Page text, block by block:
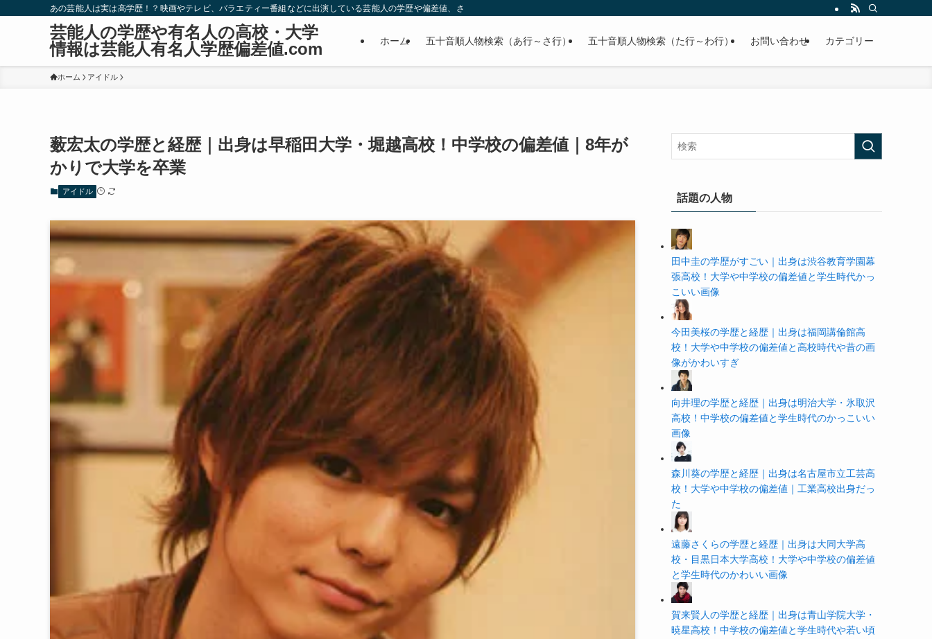
あの芸能人は実は高学歴！？映画やテレビ、バラエティー番組などに出演している芸能人の学歴や偏差値、さらに政治家やスポーツ選手などの有名人の学歴や高校・大学の偏差値まで紹介していきます。
芸能人の学歴や有名人の高校・大学
情報は芸能人有名人学歴偏差値.com
ホーム 五十音順人物検索（あ行～さ行） 五十音順人物検索（た行～わ行） お問い合わせ カテゴリー
ホーム アイドル
薮宏太の学歴と経歴｜出身は早稲田大学・堀越高校！中学校の偏差値｜8年が
かりで大学を卒業
アイドル
話題の人物
田中圭の学歴がすごい｜出身は渋谷教育学園幕
張高校！大学や中学校の偏差値と学生時代かっ
こいい画像
今田美桜の学歴と経歴｜出身は福岡講倫館高
校！大学や中学校の偏差値と高校時代や昔の画
像がかわいすぎ
向井理の学歴と経歴｜出身は明治大学・氷取沢
高校！中学校の偏差値と学生時代のかっこいい
画像
森川葵の学歴と経歴｜出身は名古屋市立工芸高
校！大学や中学校の偏差値｜工業高校出身だっ
た
遠藤さくらの学歴と経歴｜出身は大同大学高
校・目黒日本大学高校！大学や中学校の偏差値
と学生時代のかわいい画像
賀来賢人の学歴と経歴｜出身は青山学院大学・
暁星高校！中学校の偏差値と学生時代や若い頃